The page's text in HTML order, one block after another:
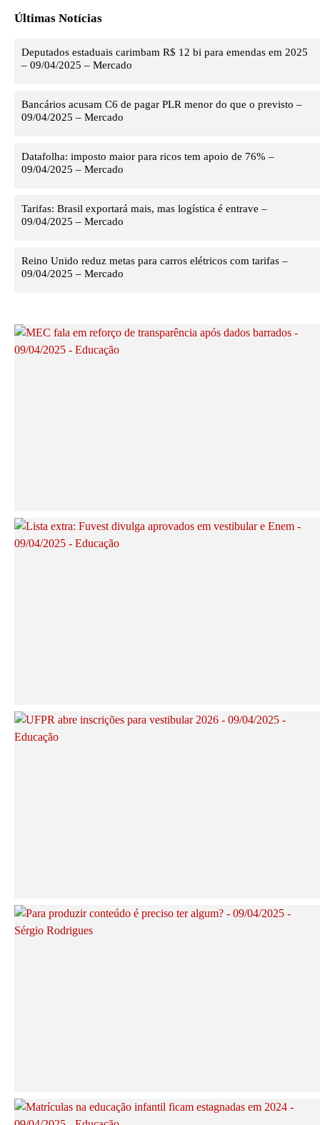
Últimas Notícias
Deputados estaduais carimbam R$ 12 bi para emendas em 2025
– 09/04/2025 – Mercado
Bancários acusam C6 de pagar PLR menor do que o previsto –
09/04/2025 – Mercado
Datafolha: imposto maior para ricos tem apoio de 76% –
09/04/2025 – Mercado
Tarifas: Brasil exportará mais, mas logística é entrave –
09/04/2025 – Mercado
Reino Unido reduz metas para carros elétricos com tarifas –
09/04/2025 – Mercado